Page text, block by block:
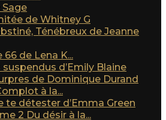
Sage
de Whitney G
Ténébreux de Jeanne
66 de Lena K...
d’Emily Blaine
de Dominique Durand
à la...
te détester d’Emma Green
2 Du désir à la...